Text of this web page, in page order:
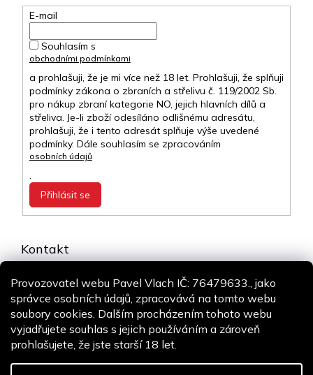
Provozovatel webu Pavel Vlach IČ: 76479633., jako
správce osobních údajů, zpracovává na tomto webu
soubory cookies. Dalším procházením tohoto webu
vyjadřujete souhlas s jejich používáním a zároveň
prohlašujete, že jste starší 18 let.
E-mail
Souhlasím s
obchodními podmínkami
a prohlašuji, že je mi více než 18 let. Prohlašuji, že splňuji
podmínky zákona o zbraních a střelivu č. 119/2002 Sb.
pro nákup zbraní kategorie NO, jejich hlavních dílů a
střeliva. Je-li zboží odesíláno odlišnému adresátu,
prohlašuji, že i tento adresát splňuje výše uvedené
podmínky. Dále souhlasím se zpracováním
osobních údajů
.
Přihlásit se
Kontakt
+420 775 106 530
Staň se fanouškem